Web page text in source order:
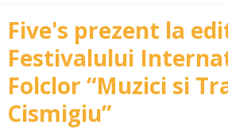
Five's prezent la
Festivalului
Folclor “Muzici si
Cismigiu”